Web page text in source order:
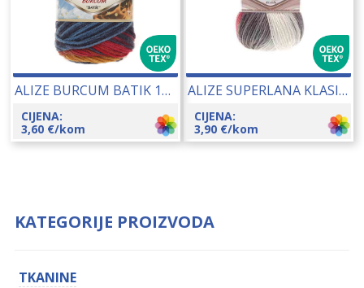
ALIZE BURCUM BATIK 100 GR 13402
CIJENA:
3,60 €/kom
ALIZE SUPERLANA KLASIK BATIK 100 GR 13008
CIJENA:
3,90 €/kom
KATEGORIJE PROIZVODA
TKANINE